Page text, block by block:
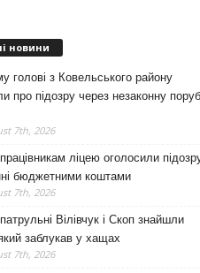
новини
голові з Ковельського району
про підозру через незаконну
7th, 2026
ліцею оголосили
бюджетними коштами
7th, 2026
Вілівчук і Скоп знайшли
заблукав у хащах
7th, 2026